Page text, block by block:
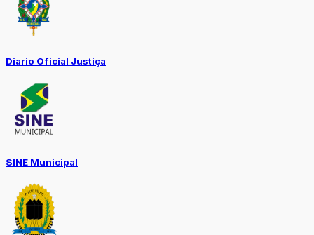
Diario Oficial Justiça
SINE Municipal